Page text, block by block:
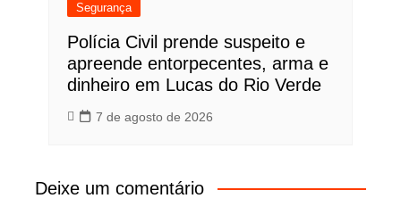
Segurança
Polícia Civil prende suspeito e
apreende entorpecentes, arma e
dinheiro em Lucas do Rio Verde
7 de agosto de 2026
Deixe um comentário